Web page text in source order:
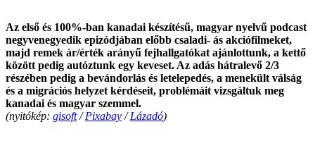
Az első és 100%-ban kanadai készítésű, magyar nyelvű podcast
negyvenegyedik epizódjában előbb csaladi- ás akciófilmeket,
majd remek ár/érték arányű fejhallgatókat ajánlottunk, a kettő
között pedig autóztunk egy keveset. Az adás hátralevő 2/3
részében pedig a bevándorlás és letelepedés, a menekült válság
és a migrációs helyzet kérdéseit, problémáit vizsgáltuk meg
kanadai és magyar szemmel.
(nyitókép: gisoft/Pixabay /Lázadó)